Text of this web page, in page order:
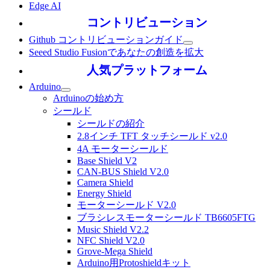
Edge AI
コントリビューション
Github コントリビューションガイド
Seeed Studio Fusionであなたの創造を拡大
人気プラットフォーム
Arduino
Arduinoの始め方
シールド
シールドの紹介
2.8インチ TFT タッチシールド v2.0
4A モーターシールド
Base Shield V2
CAN-BUS Shield V2.0
Camera Shield
Energy Shield
モーターシールド V2.0
ブラシレスモーターシールド TB6605FTG
Music Shield V2.2
NFC Shield V2.0
Grove-Mega Shield
Arduino用Protoshieldキット